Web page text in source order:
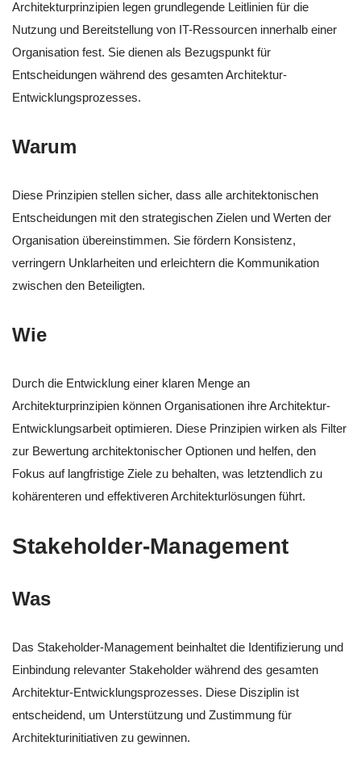
Architekturprinzipien legen grundlegende Leitlinien für die
Nutzung und Bereitstellung von IT-Ressourcen innerhalb einer
Organisation fest. Sie dienen als Bezugspunkt für
Entscheidungen während des gesamten Architektur-
Entwicklungsprozesses.
Warum
Diese Prinzipien stellen sicher, dass alle architektonischen
Entscheidungen mit den strategischen Zielen und Werten der
Organisation übereinstimmen. Sie fördern Konsistenz,
verringern Unklarheiten und erleichtern die Kommunikation
zwischen den Beteiligten.
Wie
Durch die Entwicklung einer klaren Menge an
Architekturprinzipien können Organisationen ihre Architektur-
Entwicklungsarbeit optimieren. Diese Prinzipien wirken als Filter
zur Bewertung architektonischer Optionen und helfen, den
Fokus auf langfristige Ziele zu behalten, was letztendlich zu
kohärenteren und effektiveren Architekturlösungen führt.
Stakeholder-Management
Was
Das Stakeholder-Management beinhaltet die Identifizierung und
Einbindung relevanter Stakeholder während des gesamten
Architektur-Entwicklungsprozesses. Diese Disziplin ist
entscheidend, um Unterstützung und Zustimmung für
Architekturinitiativen zu gewinnen.